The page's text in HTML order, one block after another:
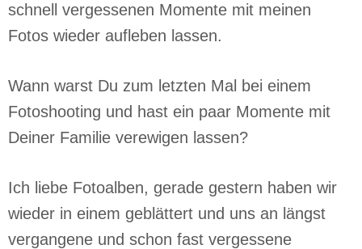
schnell vergessenen Momente mit meinen
Fotos wieder aufleben lassen.
Wann warst Du zum letzten Mal bei einem
Fotoshooting und hast ein paar Momente mit
Deiner Familie verewigen lassen?
Ich liebe Fotoalben, gerade gestern haben wir
wieder in einem geblättert und uns an längst
vergangene und schon fast vergessene